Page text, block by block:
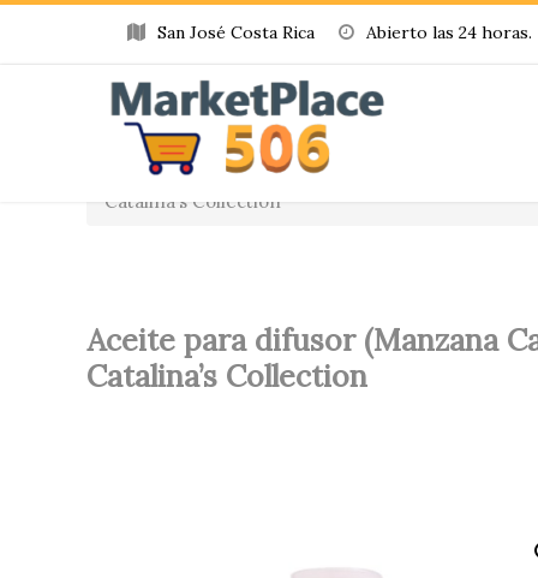
San José Costa Rica Abierto las 24 horas.
Home»Producto »Aceite para difusor (Manzana
Catalina’s Collection
Aceite para difusor (Manzana
Catalina’s Collection